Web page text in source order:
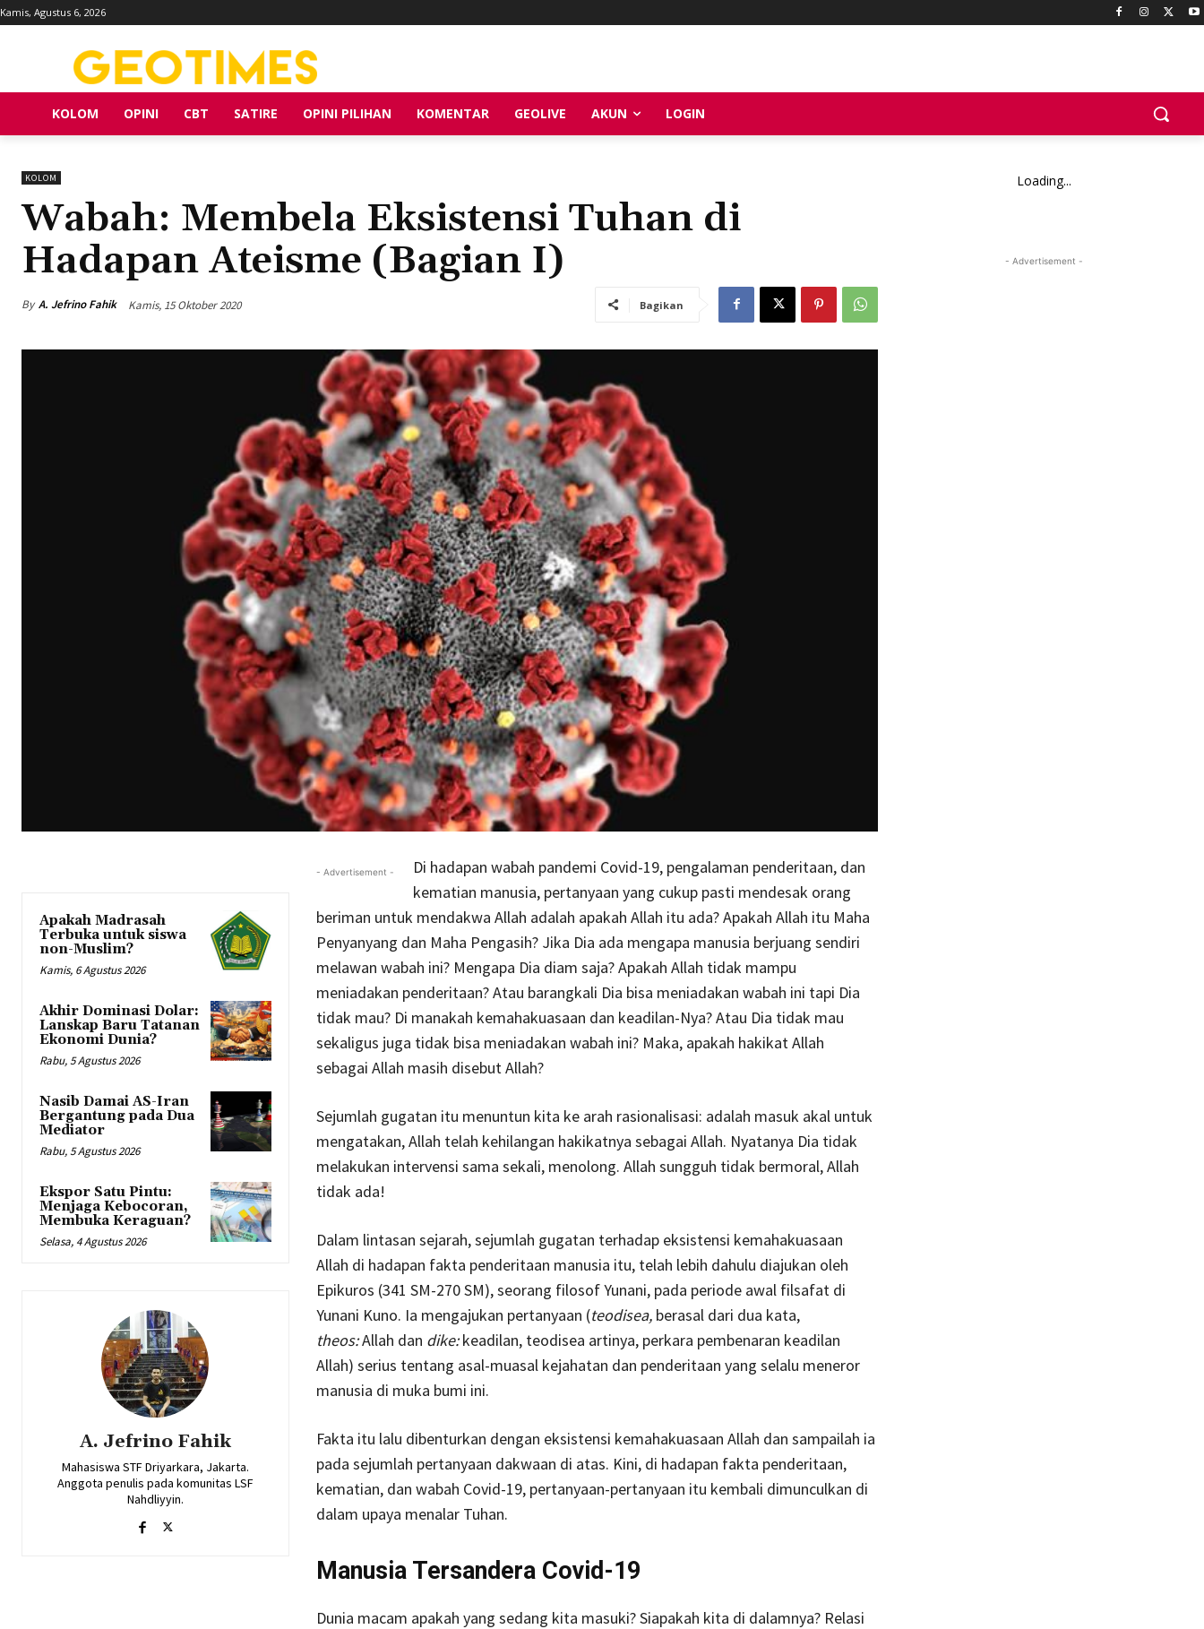
Kamis, Agustus 6, 2026
KOLOM OPINI CBT SATIRE OPINI PILIHAN KOMENTAR GEOLIVE AKUN LOGIN
KOLOM
Wabah: Membela Eksistensi Tuhan di
Hadapan Ateisme (Bagian I)
By A. Jefrino Fahik Kamis, 15 Oktober 2020 Bagikan
Apakah Madrasah
Terbuka untuk siswa
non-Muslim?
Kamis, 6 Agustus 2026
Akhir Dominasi Dolar:
Lanskap Baru Tatanan
Ekonomi Dunia?
Rabu, 5 Agustus 2026
Nasib Damai AS-Iran
Bergantung pada Dua
Mediator
Rabu, 5 Agustus 2026
Ekspor Satu Pintu:
Menjaga Kebocoran,
Membuka Keraguan?
Selasa, 4 Agustus 2026
A. Jefrino Fahik
Mahasiswa STF Driyarkara, Jakarta.
Anggota penulis pada komunitas LSF
Nahdliyyin.
- Advertisement -
Di hadapan wabah pandemi Covid-19, pengalaman penderitaan, dan
kematian manusia, pertanyaan yang cukup pasti mendesak orang
beriman untuk mendakwa Allah adalah apakah Allah itu ada? Apakah Allah itu Maha
Penyanyang dan Maha Pengasih? Jika Dia ada mengapa manusia berjuang sendiri
melawan wabah ini? Mengapa Dia diam saja? Apakah Allah tidak mampu
meniadakan penderitaan? Atau barangkali Dia bisa meniadakan wabah ini tapi Dia
tidak mau? Di manakah kemahakuasaan dan keadilan-Nya? Atau Dia tidak mau
sekaligus juga tidak bisa meniadakan wabah ini? Maka, apakah hakikat Allah
sebagai Allah masih disebut Allah?
Sejumlah gugatan itu menuntun kita ke arah rasionalisasi: adalah masuk akal untuk
mengatakan, Allah telah kehilangan hakikatnya sebagai Allah. Nyatanya Dia tidak
melakukan intervensi sama sekali, menolong. Allah sungguh tidak bermoral, Allah
tidak ada!
Dalam lintasan sejarah, sejumlah gugatan terhadap eksistensi kemahakuasaan
Allah di hadapan fakta penderitaan manusia itu, telah lebih dahulu diajukan oleh
Epikuros (341 SM-270 SM), seorang filosof Yunani, pada periode awal filsafat di
Yunani Kuno. Ia mengajukan pertanyaan (teodisea, berasal dari dua kata,
theos:Allah dan dike:keadilan, teodisea artinya, perkara pembenaran keadilan
Allah) serius tentang asal-muasal kejahatan dan penderitaan yang selalu meneror
manusia di muka bumi ini.
Fakta itu lalu dibenturkan dengan eksistensi kemahakuasaan Allah dan sampailah ia
pada sejumlah pertanyaan dakwaan di atas. Kini, di hadapan fakta penderitaan,
kematian, dan wabah Covid-19, pertanyaan-pertanyaan itu kembali dimunculkan di
dalam upaya menalar Tuhan.
Manusia Tersandera Covid-19
Dunia macam apakah yang sedang kita masuki? Siapakah kita di dalamnya? Relasi
Loading...
- Advertisement -